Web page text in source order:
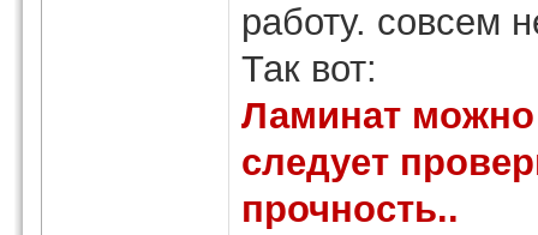
работу. совсем
Так вот:
Ламинат можно
следует
прочность..